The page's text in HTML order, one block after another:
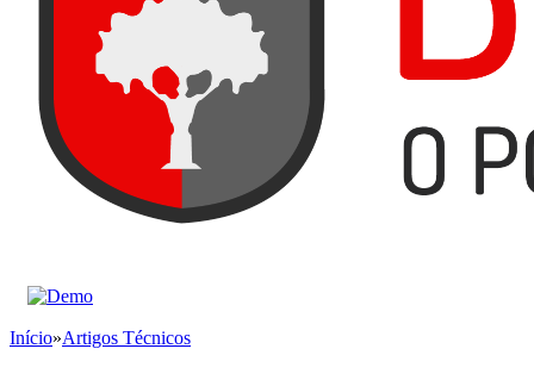
Início»Artigos Técnicos